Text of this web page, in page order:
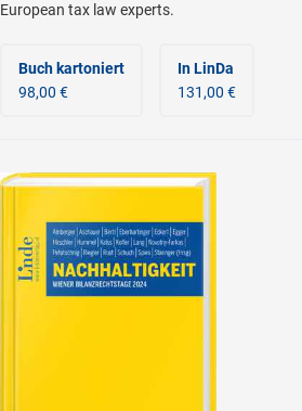
European tax law experts.
Buch kartoniert
98,00 €
In LinDa
131,00 €